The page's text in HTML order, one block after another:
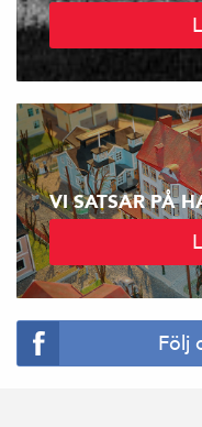
e
g
å
e
n
d
e
si
VI SATSAR PÅ
Följ